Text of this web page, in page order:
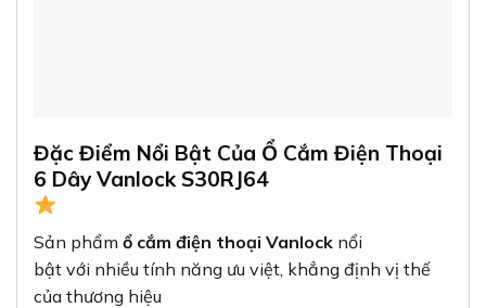
Đặc Điểm Nổi Bật Của Ổ Cắm Điện Thoại
6 Dây Vanlock S30RJ64
Sản phẩm ổ cắm điện thoại Vanlock nổi
bật với nhiều tính năng ưu việt, khẳng định vị thế
của thương hiệu